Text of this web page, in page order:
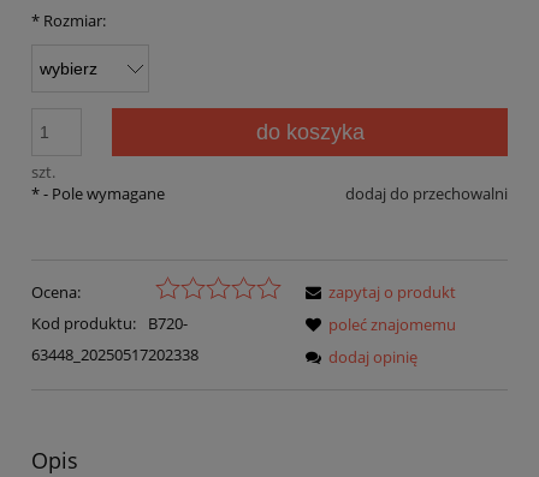
* Rozmiar:
szt.
do koszyka
dodaj do przechowalni
*- Pole wymagane
Ocena:
Kod produktu:
B720-
63448_20250517202338
zapytaj o produkt
poleć znajomemu
dodaj opinię
Opis